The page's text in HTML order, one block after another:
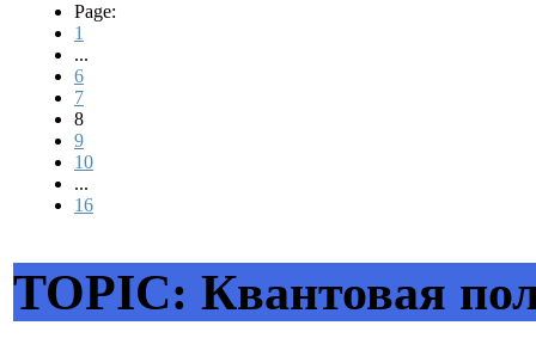
Page:
1
...
6
7
8
9
10
...
16
TOPIC: Квантовая